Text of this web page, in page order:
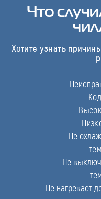
Что
Хотите узнать
Не
Не
Не нагревает